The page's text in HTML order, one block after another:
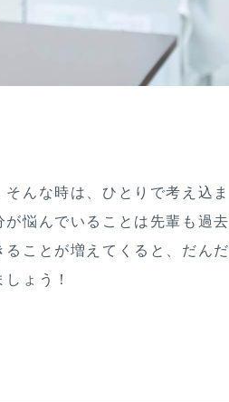
んな時は、ひとりで考え込ま
悩んでいることは先輩も過去
ことが増えてくると、だんだ
ょう！